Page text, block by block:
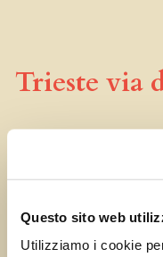
Questo sito web
Utilizziamo i cookie
Trieste via